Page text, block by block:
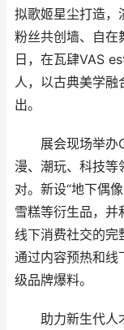
拟歌姬星尘打造，
粉丝共创墙、自在
日，在瓦肆VAS
人，以古典美学融
出。
展会现场举办
漫、潮玩、科技等
对。新设“地下偶
雪糕等衍生品，并
线下消费社交的完
通过内容预热和线
级品牌爆料。
助力新生代人